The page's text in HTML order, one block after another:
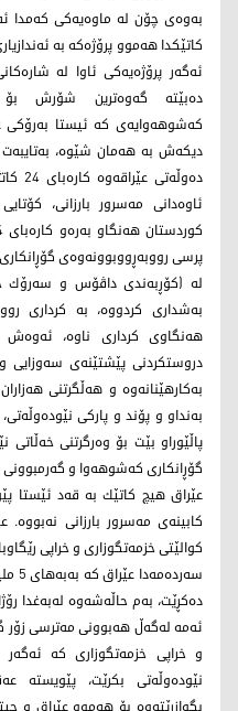
به‌وه‌ی چۆن له ‌ماوه‌یه‌كی كه‌مدا
‌كاتێكدا هه‌موو پرۆژه‌كه‌ به‌
ئه‌گه‌ر پرۆژه‌یه‌كی ئاوا له‌
ده‌بێته‌ گه‌وه‌ترین شۆرش بۆ
كه‌شوهه‌وایه‌ی كه‌ ئیستا به‌رۆكی
دیكه‌ش به ‌هه‌مان شێوه‌،
ئاوه‌دانی مه‌سرور بارزانی،
پرسی رووبه‌ڕووبوونه‌وه‌ی
له‌ (كۆڕبه‌ندی داڤۆس و سه‌رۆك
به‌شداری كردووه‌، به‌ كرداری
هه‌نگاوی كرداری ناوه‌،
دروستكردنی پێشتێنه‌ی سه‌وزایی
به‌كارهێنانه‌وه‌ و هه‌ڵگرتنی
به‌نداو و پۆند و پاركی
پاڵێوراو بێت بۆ وه‌رگرتنی
گۆڕانكاری كه‌شوهه‌وا و
عێراق هیچ كاتێك به ‌قه‌د ئێستا
كابینه‌ی مه‌سرور بارزانی
كوالێتی خزمه‌تگوزاری و خراپی
ئه‌مه‌ له‌گه‌ڵ هه‌بوونی مه‌ترسی
و خراپی خزمه‌تگوزاری كه‌
نێوده‌وڵه‌تی بكرێت، پێویسته‌